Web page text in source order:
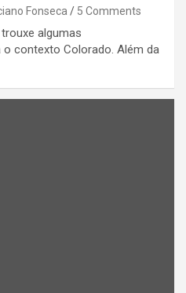
Fonseca 5 Comments
algumas
contexto Colorado. Além da